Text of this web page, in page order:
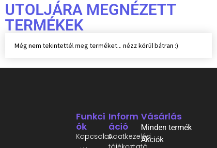
UTOLJÁRA MEGNÉZETT
TERMÉKEK
Még nem tekintettél meg terméket... nézz körül bátran :)
Inform
Áció
Adatkezelési
Funkci
Ók
Kapcsolat
Vásárlás
Minden termék
Akciók